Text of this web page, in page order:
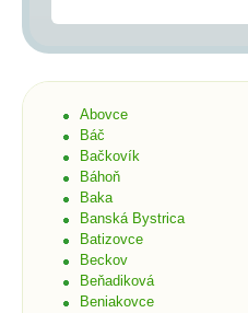
Abovce
Báč
Bačkovík
Báhoň
Baka
Banská Bystrica
Batizovce
Beckov
Beňadiková
Beniakovce